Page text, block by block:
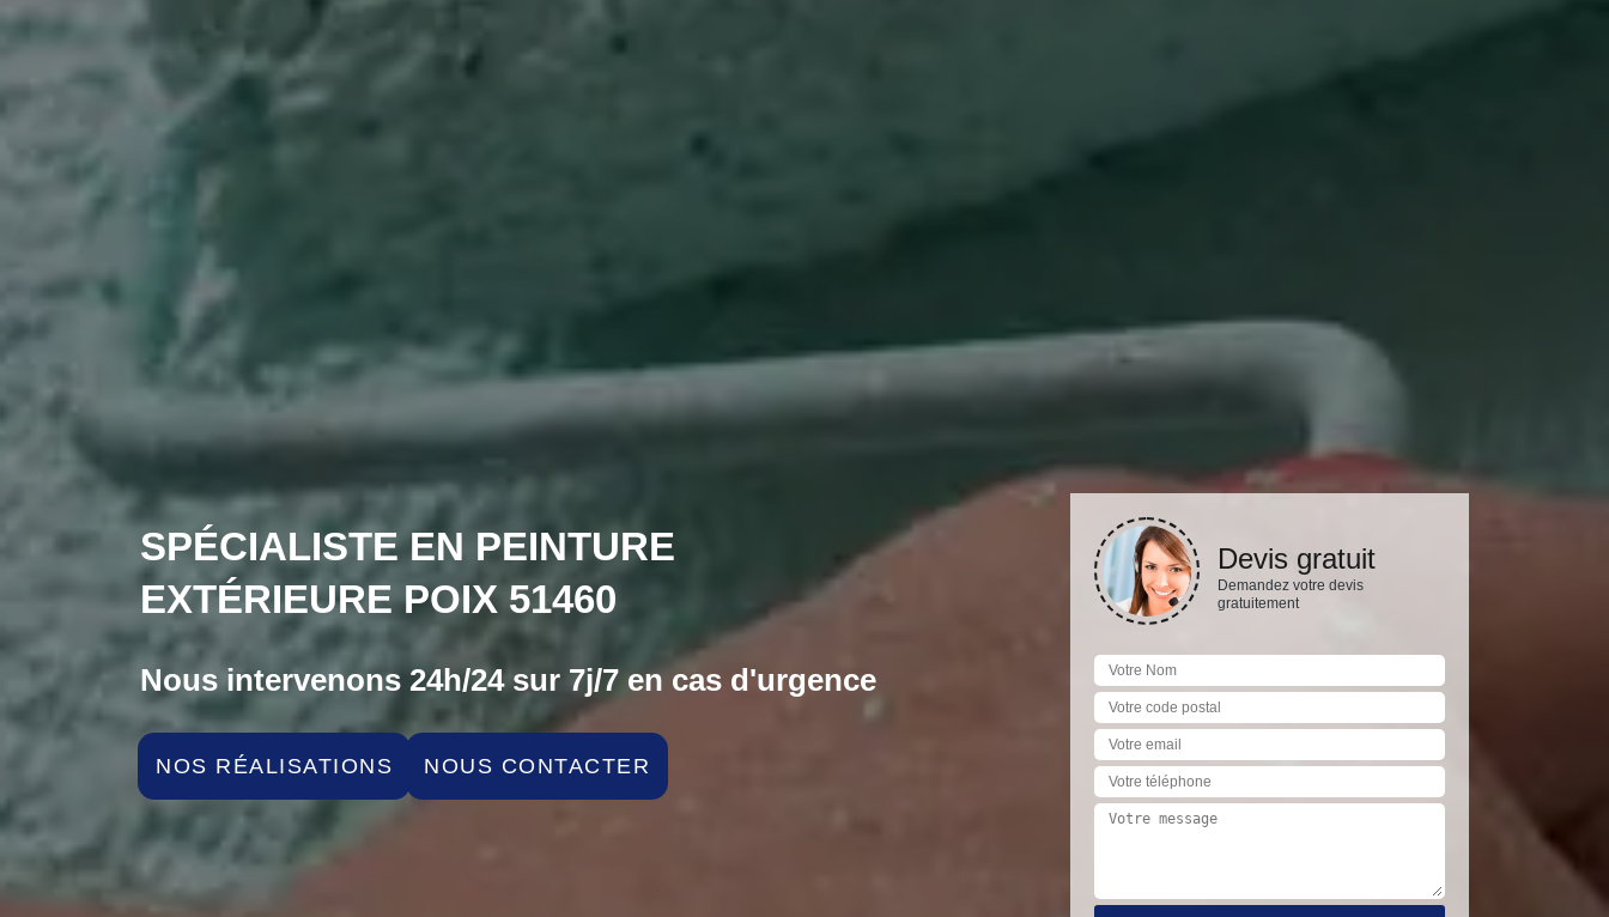
SPÉCIALISTE EN PEINTURE
EXTÉRIEURE POIX 51460
Nous intervenons 24h/24 sur 7j/7 en cas d'urgence
NOS RÉALISATIONS NOUS CONTACTER
Devis gratuit
Demandez votre devis
gratuitement